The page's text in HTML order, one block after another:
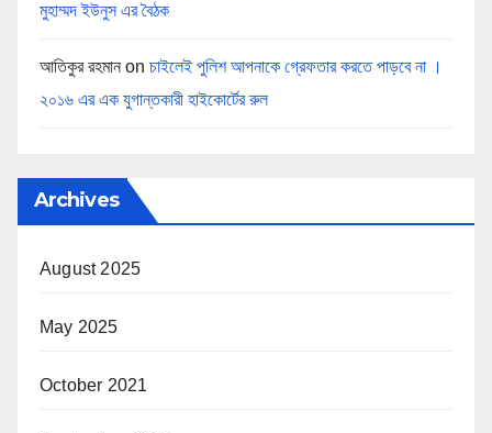
মুহাম্মদ ইউনুস এর বৈঠক
আতিকুর রহমান on চাইলেই পুলিশ আপনাকে গ্রেফতার করতে পাড়বে না ।
২০১৬ এর এক যুগান্তকারী হাইকোর্টের রুল
Archives
August 2025
May 2025
October 2021